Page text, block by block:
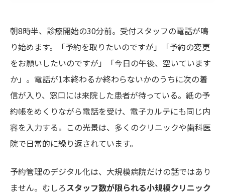
朝8時半、診療開始の30分前。受付スタッフの電話が鳴
り始めます。「予約を取りたいのですが」「予約の変更
をお願いしたいのですが」「今日の午後、空いています
か」。電話が1本終わるか終わらないかのうちに次の着
信が入り、窓口には来院した患者が待っている。紙の予
約帳をめくりながら電話を受け、電子カルテにも同じ内
容を入力する。この光景は、多くのクリニックや歯科医
院で日常的に繰り返されています。
予約管理のデジタル化は、大規模病院だけの話ではあり
ません。むしろスタッフ数が限られる小規模クリニック